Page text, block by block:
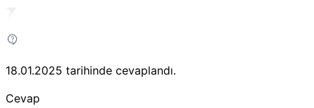
18.01.2025 tarihinde cevaplandı.
Cevap